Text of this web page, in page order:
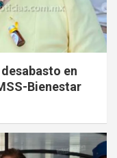
en
Bienestar